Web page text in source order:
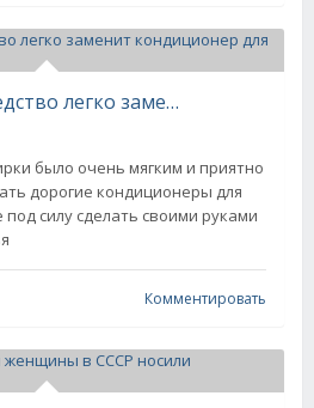
Это недорогое средство легко заменит кондиционер для белья
было очень мягким и приятно
дорогие кондиционеры для
силу сделать своими руками
Комментировать